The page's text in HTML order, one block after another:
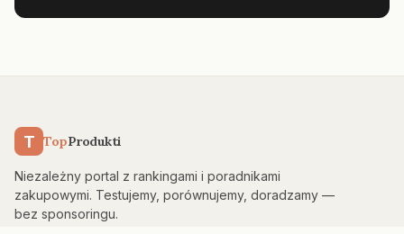
T TopProdukti
Niezależny portal z rankingami i poradnikami
zakupowymi. Testujemy, porównujemy, doradzamy —
bez sponsoringu.